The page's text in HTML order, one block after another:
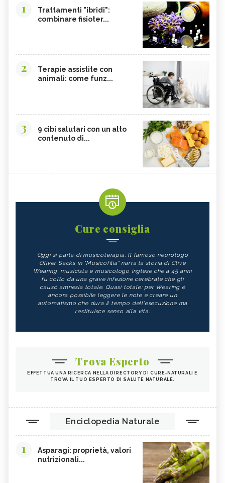
1
Trattamenti "ibridi":
combinare fisioter...
2
Terapie assistite con
animali: come funz...
3
9 cibi salutari con un alto
contenuto di...
Cure consiglia
Oggi si parla di musicoterapia. Il famoso neurologo
Oliver Sacks in "Musicofilia" narra la storia di Clive
Wearing, musicista e musicologo inglese che a 45 anni
fu colto da una grave infezione cerebrale che gli
causò amnesia totale. Quasi totale: per Wearing è
ancora possibile leggere le note e creare un
automatismo che dura il tempo dell'esecuzione ma
restituisce senso alla vita.
Trova Esperto
EFFETTUA UNA RICERCA NELLA DIRECTORY DI CURE-NATURALI E
TROVA IL TUO ESPERTO DI SALUTE NATURALE.
Enciclopedia Naturale
1
Asparagi: proprietà, valori
nutrizionali...